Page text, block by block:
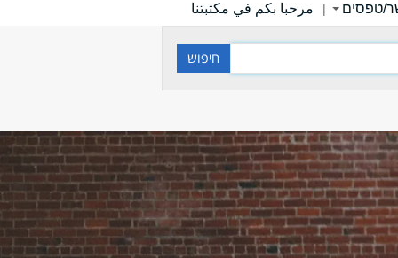
טפסים | مرحبا بكم في مكتبتنا